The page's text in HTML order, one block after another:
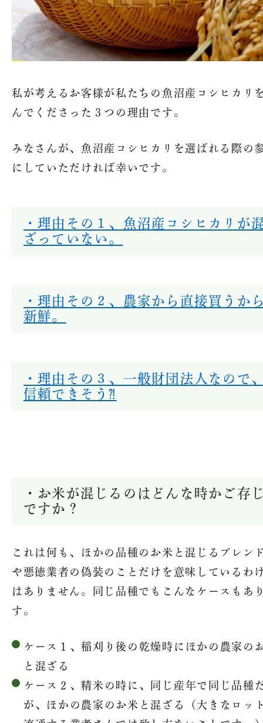
私が考えるお客様が私たちの魚沼産コシヒカリ
んでくださった３つの理由です。
みなさんが、魚沼産コシヒカリを選ばれる際の
にしていただければ幸いです。
・理由その１、魚沼産コシヒカリが
ざっていない。
・理由その２、農家から直接買うか
新鮮。
・理由その３、一般財団法人なので
信頼できそう⁈
・お米が混じるのはどんな時かご存
ですか？
これは何も、ほかの品種のお米と混じるブレン
や悪徳業者の偽装のことだけを意味しているわ
はありません。同じ品種でもこんなケースもあ
す。
ケース１、稲刈り後の乾燥時にほかの農家の
と混ざる
ケース２、精米の時に、同じ産年で同じ品種
が、ほかの農家のお米と混ざる（大きなロッ